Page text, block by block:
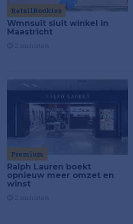
RetailRookies
Wmnsuit sluit winkel in
Maastricht
Premium
Ralph Lauren boekt
opnieuw meer omzet en
winst